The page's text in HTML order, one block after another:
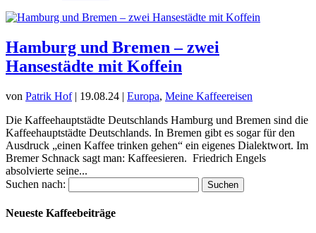
Hamburg und Bremen – zwei
Hansestädte mit Koffein
von Patrik Hof| 19.08.24 | Europa, Meine Kaffeereisen
Die Kaffeehauptstädte Deutschlands Hamburg und Bremen sind die
Kaffeehauptstädte Deutschlands. In Bremen gibt es sogar für den
Ausdruck „einen Kaffee trinken gehen“ ein eigenes Dialektwort. Im
Bremer Schnack sagt man: Kaffeesieren. Friedrich Engels
absolvierte seine...
Suchen nach:
Neueste Kaffeebeiträge